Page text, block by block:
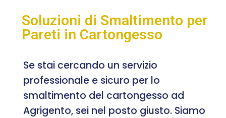
Soluzioni di Smaltimento per
Pareti in Cartongesso
Se stai cercando un servizio
professionale e sicuro per lo
smaltimento del cartongesso ad
Agrigento, sei nel posto giusto. Siamo